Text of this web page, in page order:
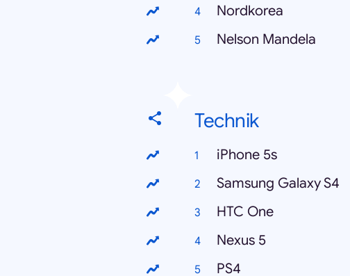
Nordkorea
Nelson Mandela
Technik
iPhone 5s
Samsung Galaxy S4
HTC One
Nexus 5
PS4